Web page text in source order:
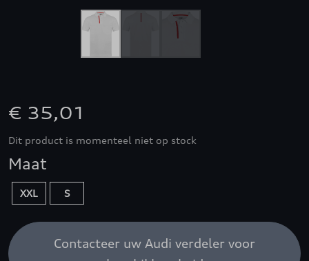
€ 35,01
Dit product is momenteel niet op stock
Maat
XXL S
Contacteer uw Audi verdeler voor